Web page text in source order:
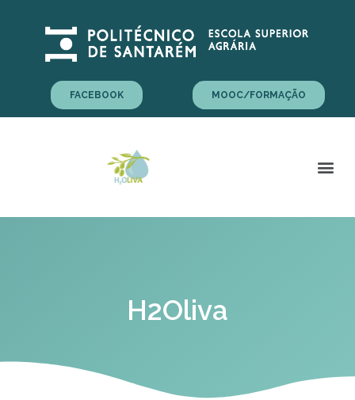
FACEBOOK MOOC/FORMAÇÃO
H2Oliva